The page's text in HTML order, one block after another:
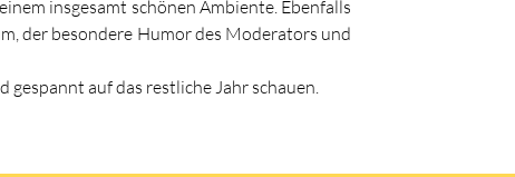
insgesamt schönen Ambiente. Ebenfalls
der besondere Humor des Moderators und
auf das restliche Jahr schauen.